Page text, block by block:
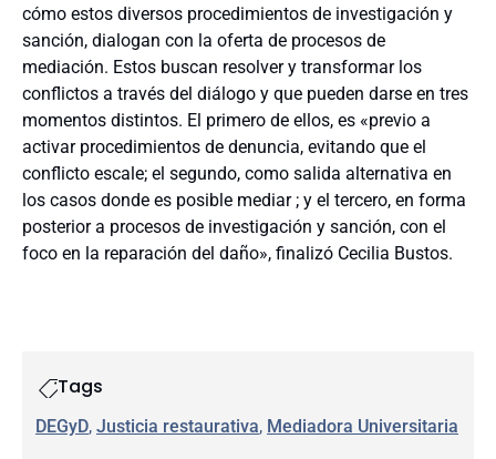
cómo estos diversos procedimientos de investigación y
sanción, dialogan con la oferta de procesos de
mediación. Estos buscan resolver y transformar los
conflictos a través del diálogo y que pueden darse en tres
momentos distintos. El primero de ellos, es «previo a
activar procedimientos de denuncia, evitando que el
conflicto escale; el segundo, como salida alternativa en
los casos donde es posible mediar ; y el tercero, en forma
posterior a procesos de investigación y sanción, con el
foco en la reparación del daño», finalizó Cecilia Bustos.
Tags
DEGyD, Justicia restaurativa, Mediadora Universitaria